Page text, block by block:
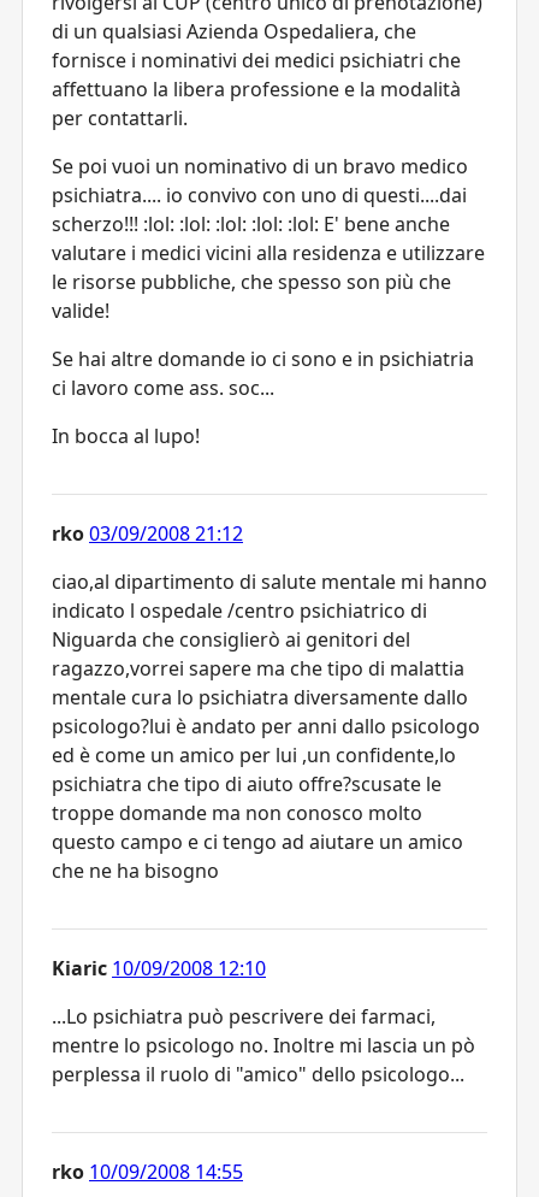
di un qualsiasi Azienda Ospedaliera, che
fornisce i nominativi dei medici psichiatri che
affettuano la libera professione e la modalità
per contattarli.
Se poi vuoi un nominativo di un bravo medico
psichiatra.... io convivo con uno di questi....dai
scherzo!!! :lol: :lol: :lol: :lol: :lol: E' bene anche
valutare i medici vicini alla residenza e utilizzare
le risorse pubbliche, che spesso son più che
valide!
Se hai altre domande io ci sono e in psichiatria
ci lavoro come ass. soc...
In bocca al lupo!
rko03/09/2008 21:12
ciao,al dipartimento di salute mentale mi hanno
indicato l ospedale /centro psichiatrico di
Niguarda che consiglierò ai genitori del
ragazzo,vorrei sapere ma che tipo di malattia
mentale cura lo psichiatra diversamente dallo
psicologo?lui è andato per anni dallo psicologo
ed è come un amico per lui ,un confidente,lo
psichiatra che tipo di aiuto offre?scusate le
troppe domande ma non conosco molto
questo campo e ci tengo ad aiutare un amico
che ne ha bisogno
Kiaric 10/09/2008 12:10
...Lo psichiatra può pescrivere dei farmaci,
mentre lo psicologo no. Inoltre mi lascia un pò
perplessa il ruolo di "amico" dello psicologo...
rko 10/09/2008 14:55